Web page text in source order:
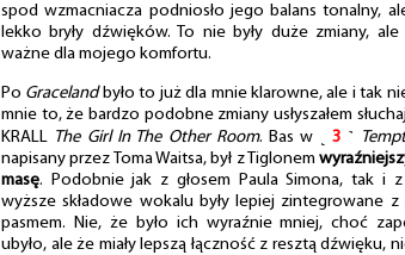
spod wzmacniacza podniosło jego balans tonalny,
lekko bryły dźwięków. To nie były duże zmiany,
ważne dla mojego komfortu.
Po Gracelandbyło to już dla mnie klarowne, ale i tak
mnie to, że bardzo podobne zmiany usłyszałem
KRALL The Girl In The Other Room. Bas w ˻3 ˺
napisany przez Toma Waitsa, był z Tiglonem
masę. Podobnie jak z głosem Paula Simona, tak i z
wyższe składowe wokalu były lepiej zintegrowane
pasmem. Nie, że było ich wyraźnie mniej, choć
ubyło, ale że miały lepszą łączność z resztą dźwięku,